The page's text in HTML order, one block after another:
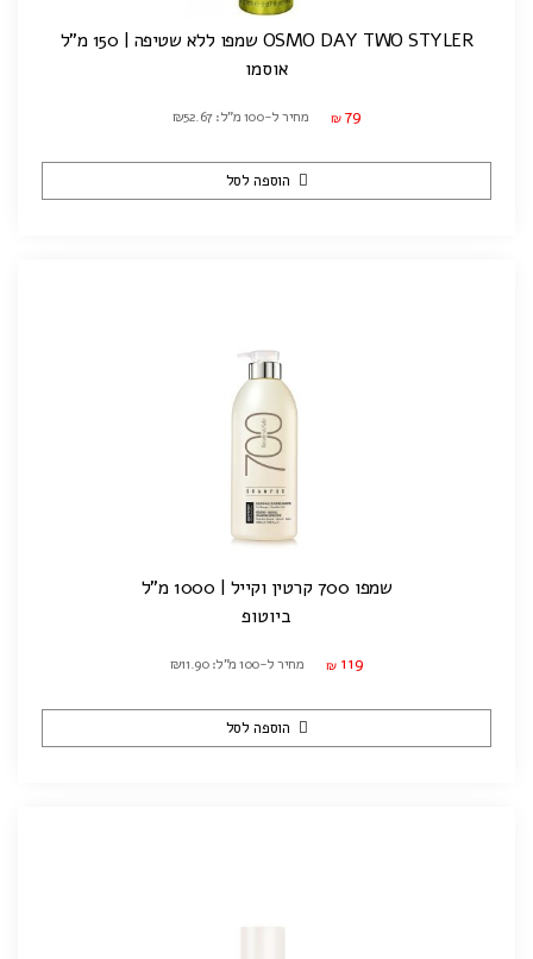
OSMO DAY TWO STYLER שמפו ללא שטיפה | 150 מ"ל
אוסמו
₪ 79 מחיר ל-100 מ"ל: ₪52.67
הוספה לסל
שמפו 700 קרטין וקייל | 1000 מ"ל
ביוטופ
₪ 119 מחיר ל-100 מ"ל: ₪11.90
הוספה לסל